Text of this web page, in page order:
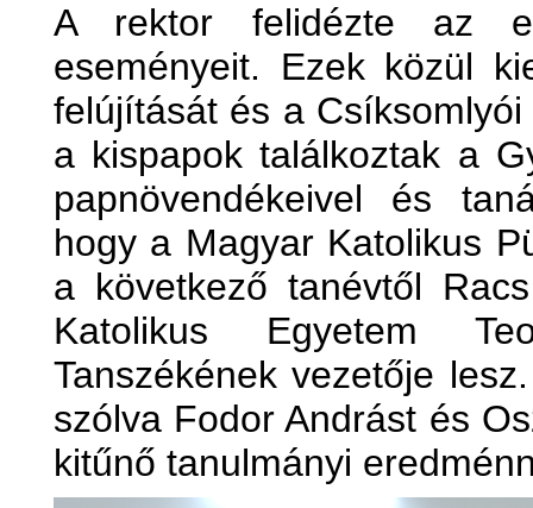
A rektor felidézte az
eseményeit. Ezek közül
felújítását és a
a kispapok találkoztak a
papnövendékeivel és
hogy a Magyar Katolikus
a következő tanévtől
Katolikus Egyetem
Tanszékének vezetője
szólva Fodor Andrást és
kitűnő tanulmányi